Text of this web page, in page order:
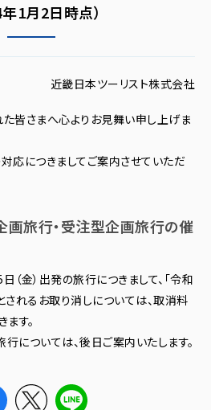
年1月2日時点）
近畿日本ツーリスト株式会社
皆さまへ心よりお見舞い申し上げま
応につきましてご案内させていただ
旅行・受注型企画旅行の催
（金）出発の旅行につきまして、「令和
れるお取り消しについては、取消料
す。
については、後日ご案内いたします。